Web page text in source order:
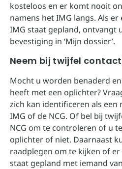
kosteloos en er komt nooit
namens het IMG langs. Als
IMG staat gepland, ontvangt
bevestiging in ‘Mijn dossier’.
Neem bij twijfel
Mocht u worden benaderd
heeft met een oplichter?
zich kan identificeren als een
IMG of de NCG. Of bel bij
NCG om te controleren of u
oplichter of niet. Daarnaast
raadplegen om te kijken of
staat gepland met iemand